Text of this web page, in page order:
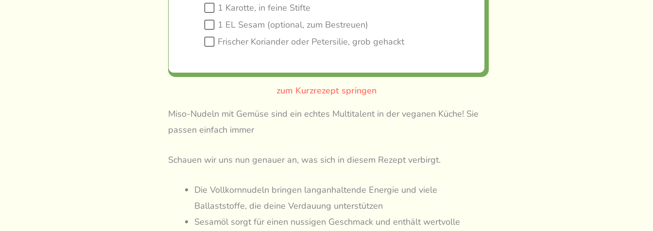
1 Karotte, in feine Stifte
1 EL Sesam (optional, zum Bestreuen)
Frischer Koriander oder Petersilie, grob gehackt
zum Kurzrezept springen
Miso-Nudeln mit Gemüse sind ein echtes Multitalent in der veganen Küche! Sie
passen einfach immer
Schauen wir uns nun genauer an, was sich in diesem Rezept verbirgt.
Die Vollkornnudeln bringen langanhaltende Energie und viele
Ballaststoffe, die deine Verdauung unterstützen
Sesamöl sorgt für einen nussigen Geschmack und enthält wertvolle